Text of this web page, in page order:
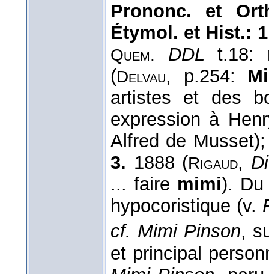
Prononc. et
Étymol. et Hist.:
Quem. DDL t.18:
(Delvau, p.254:
artistes et des
expression à
Alfred de
3. 1888 (Rigaud,
... faire mimi).
hypocoristique (v.
cf. Mimi Pinson,
et principal